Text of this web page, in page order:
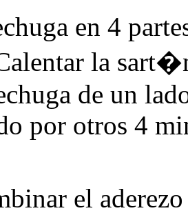
en 4
la
de un
por otros 4
el